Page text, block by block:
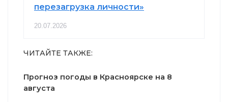
перезагрузка личности»
20.07.2026
ЧИТАЙТЕ ТАКЖЕ:
Прогноз погоды в Красноярске на 8
августа